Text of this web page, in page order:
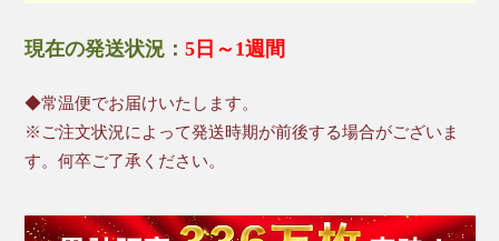
現在の発送状況： 5日～1週間
◆常温便でお届けいたします。
※ご注文状況によって発送時期が前後する場合がございま
す。何卒ご了承ください。